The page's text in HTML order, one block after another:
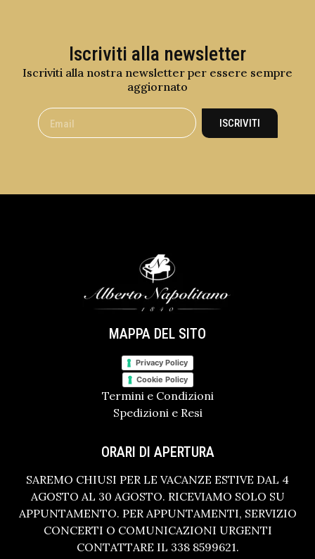
Iscriviti alla newsletter
Iscriviti alla nostra newsletter per essere sempre
aggiornato
ISCRIVITI
MAPPA DEL SITO
Privacy Policy
Cookie Policy
Termini e Condizioni
Spedizioni e Resi
ORARI DI APERTURA
SAREMO CHIUSI PER LE VACANZE ESTIVE DAL 4
AGOSTO AL 30 AGOSTO. RICEVIAMO SOLO SU
APPUNTAMENTO. PER APPUNTAMENTI, SERVIZIO
CONCERTI O COMUNICAZIONI URGENTI
CONTATTARE IL 338 8599621.